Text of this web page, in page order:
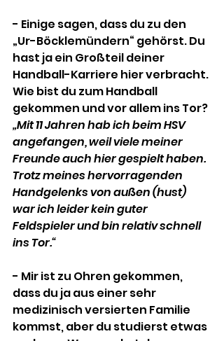
- Einige sagen, dass du zu den
„Ur-Böcklemündern“ gehörst. Du
hast ja ein Großteil deiner
Handball-Karriere hier verbracht.
Wie bist du zum Handball
gekommen und vor allem ins Tor?
„Mit 11 Jahren hab ich beim HSV
angefangen, weil viele meiner
Freunde auch hier gespielt haben.
Trotz meines hervorragenden
Handgelenks von außen (hust)
war ich leider kein guter
Feldspieler und bin relativ schnell
ins Tor.“
- Mir ist zu Ohren gekommen,
dass du ja aus einer sehr
medizinisch versierten Familie
kommst, aber du studierst etwas